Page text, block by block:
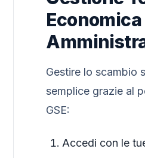
Economica
Gestire lo scambio
semplice grazie al
GSE:
Accedi con le